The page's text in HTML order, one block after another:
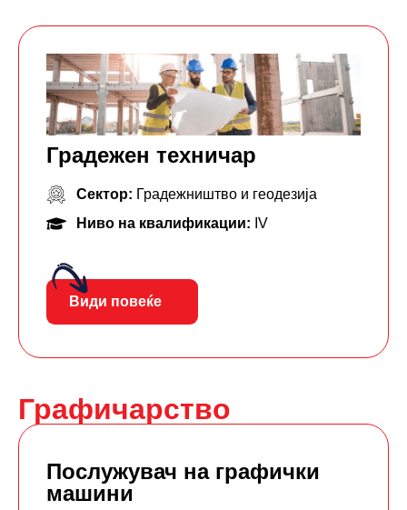
Градежен техничар
Сектор: Градежништво и геодезија
Ниво на квалификации: IV
Види повеќе
Графичарство
Послужувач на графички
машини